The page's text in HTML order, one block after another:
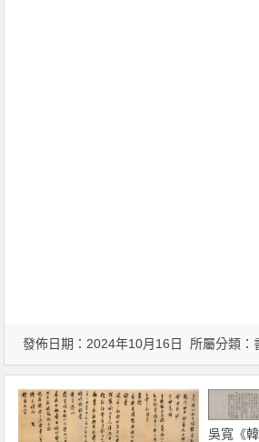
發佈日期：2024年10月16日 所屬分類：
吳寬《